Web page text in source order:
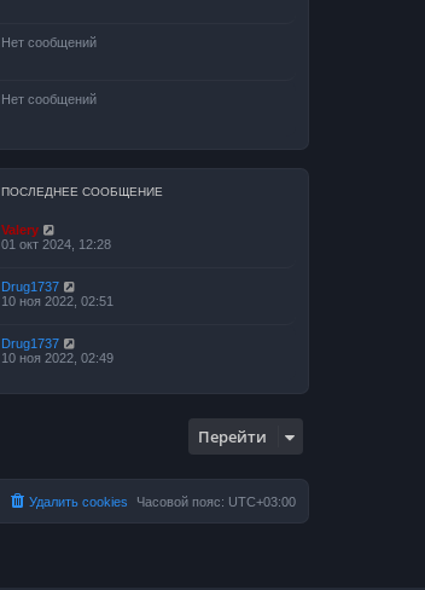
е
м
о
о
щ
и
ю
Нет сообщений
Нет сообщений
ПОСЛЕДНЕЕ СООБЩЕНИЕ
Valery
01 окт 2024, 12:28
Drug1737
10 ноя 2022, 02:51
Drug1737
10 ноя 2022, 02:49
Перейти
Часовой пояс: UTC+03:00
Удалить cookies